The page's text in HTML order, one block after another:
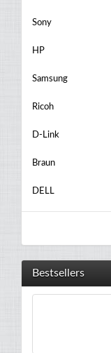
Sony
HP
Samsung
Ricoh
D-Link
Braun
DELL
Bestsellers